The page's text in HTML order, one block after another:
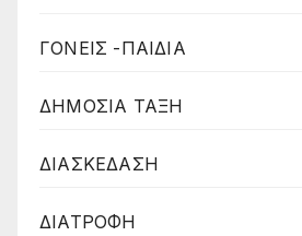
ΓΟΝΕΙΣ -ΠΑΙΔΙΑ
ΔΗΜΟΣΙΑ ΤΑΞΗ
ΔΙΑΣΚΕΔΑΣΗ
ΔΙΑΤΡΟΦΗ